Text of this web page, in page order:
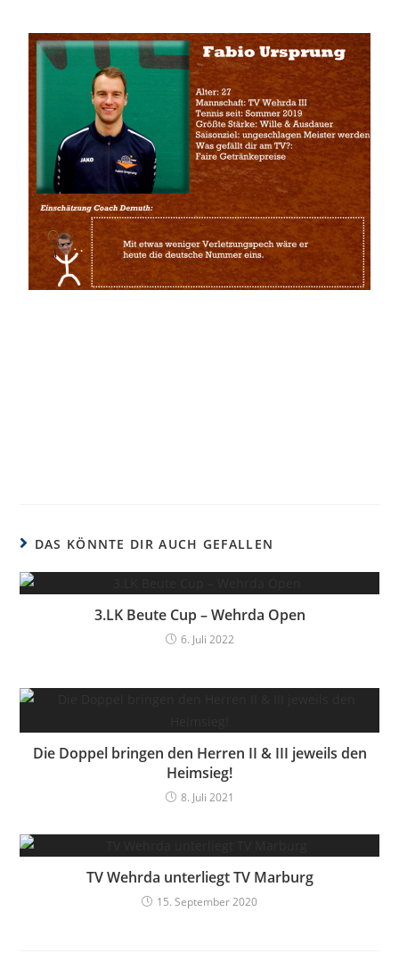
DAS KÖNNTE DIR AUCH GEFALLEN
3.LK Beute Cup – Wehrda Open
6. Juli 2022
Die Doppel bringen den Herren II & III jeweils den
Heimsieg!
8. Juli 2021
TV Wehrda unterliegt TV Marburg
15. September 2020